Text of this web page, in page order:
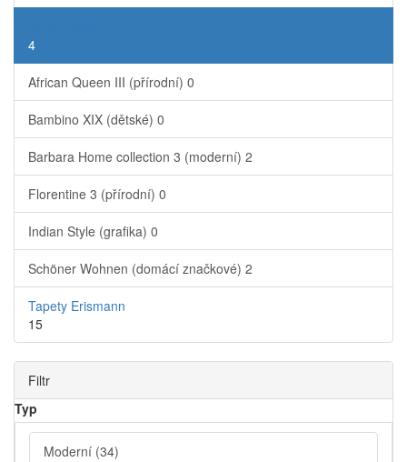
4
African Queen III (přírodní) 0
Bambino XIX (dětské) 0
Barbara Home collection 3 (moderní) 2
Florentine 3 (přírodní) 0
Indian Style (grafika) 0
Schöner Wohnen (domácí značkové) 2
Tapety Erismann
15
Filtr
Typ
Moderní (34)